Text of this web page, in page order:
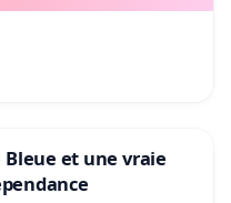
et une vraie